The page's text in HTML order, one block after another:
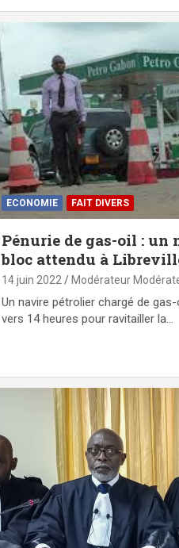
ECONOMIE FAIT DIVERS
Pénurie de gas-oil : un
bloc attendu à
14 juin 2022 Modérateur
Un navire pétrolier chargé de
vers 14 heures pour ravitailler la…